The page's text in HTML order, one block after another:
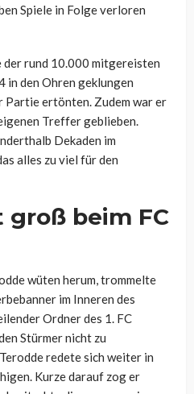
Spiele in Folge verloren
der rund 10.000 mitgereisten
in den Ohren geklungen
Partie ertönten. Zudem war er
Treffer geblieben.
Dekaden im
alles zu viel für den
groß beim FC
wüten herum, trommelte
im Inneren des
Ordner des 1. FC
Stürmer nicht zu
redete sich weiter in
Kurze darauf zog er